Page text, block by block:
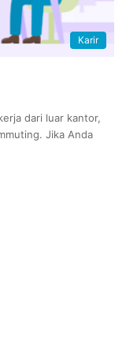
Karir
dari luar kantor,
Jika Anda